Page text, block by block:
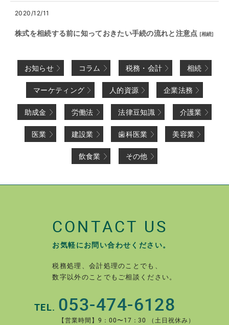
2020/12/11
株式を相続する前に知っておきたい手続の流れと注意点 [相続]
お知らせ コラム 税務・会計 相続
マーケティング 人的資源 企業法務
助成金 労働法 法律豆知識 介護業
医業 建設業 歯科医業 美容業
飲食業 その他
CONTACT US
お気軽にお問い合わせください。
税務処理、会計処理のことでも、
数字以外のことでもご相談ください。
TEL. 053-474-6128
【営業時間】9：00〜17：30 （土日祝休み）